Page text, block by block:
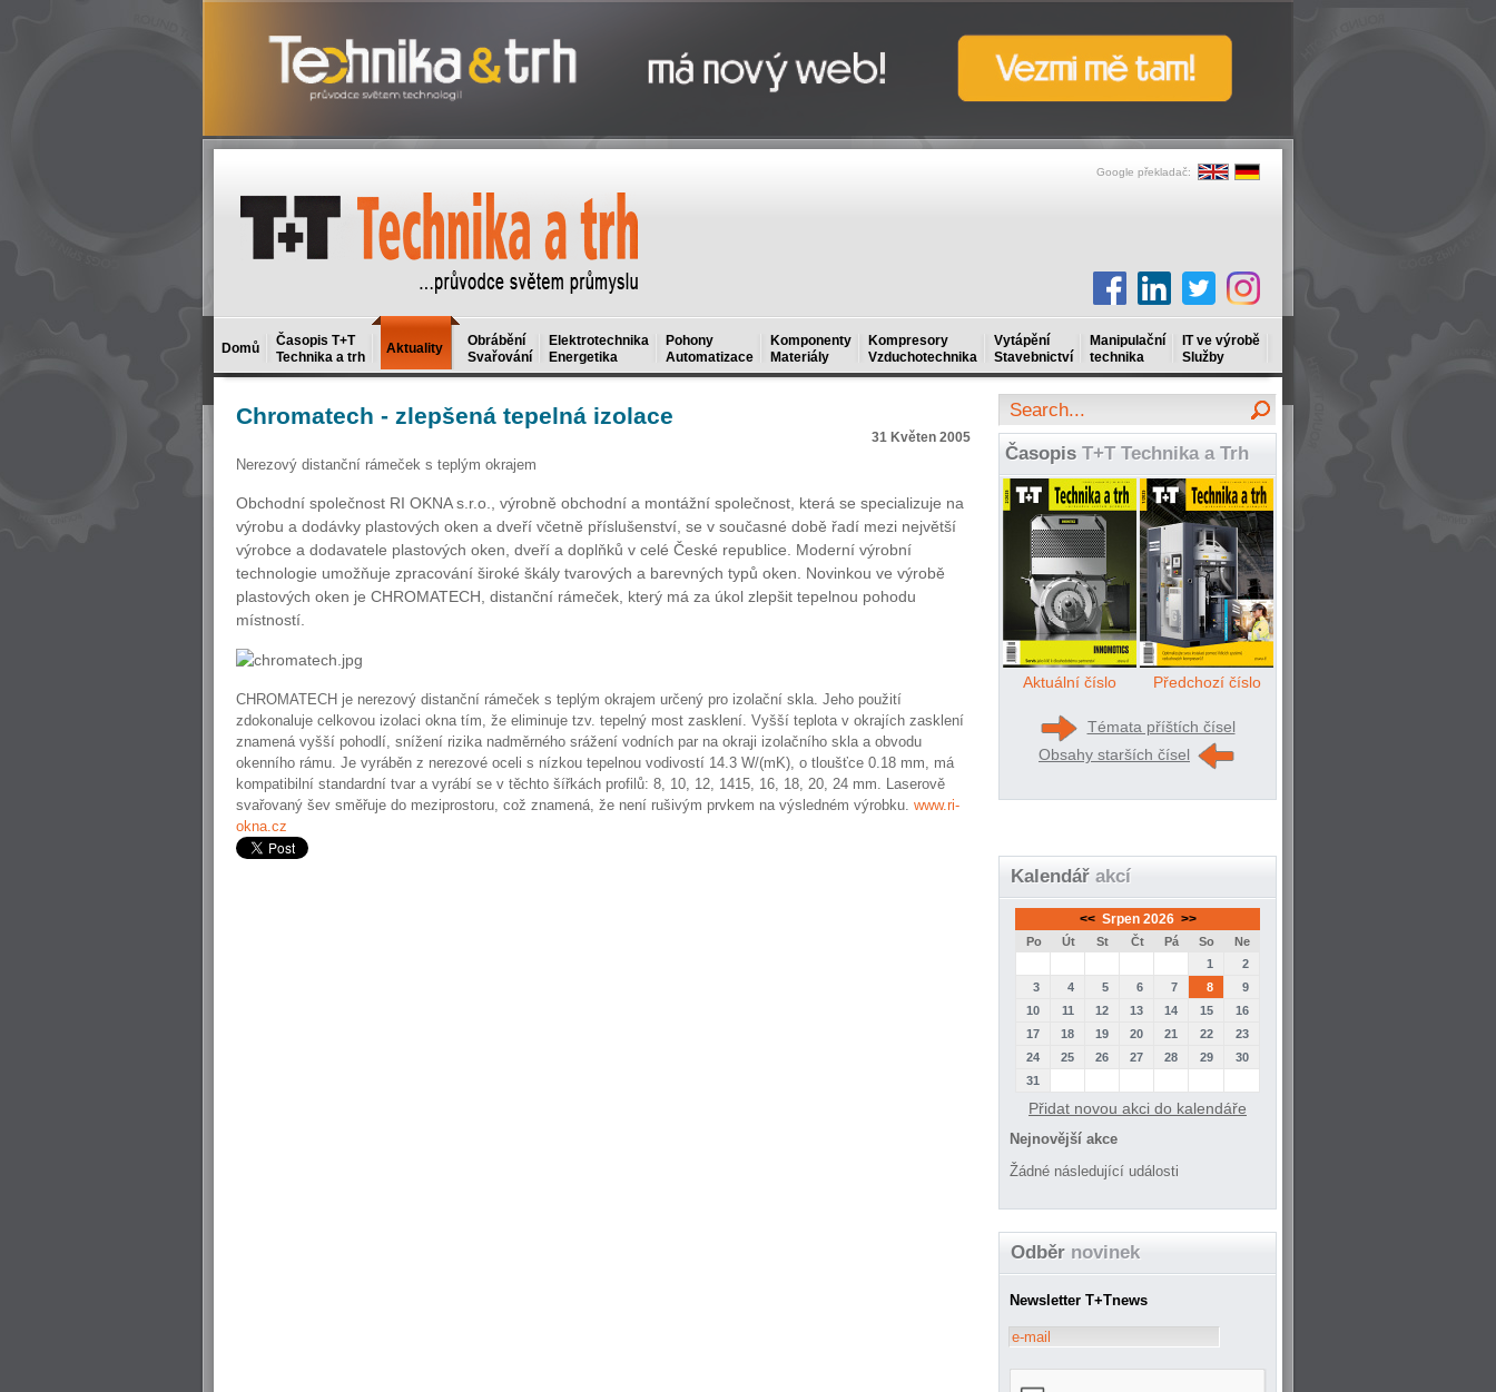
Google překladač:
Domů
Časopis T+T
Technika a trh
Aktuality
Obrábění
Svařování
Elektrotechnika
Energetika
Pohony
Automatizace
Komponenty
Materiály
Kompresory
Vzduchotechnika
Vytápění
Stavebnictví
Manipulační
technika
IT ve výrobě
Služby
Chromatech - zlepšená tepelná izolace
31 Květen 2005
Nerezový distanční rámeček s teplým okrajem
Obchodní společnost RI OKNA s.r.o., výrobně obchodní a montážní společnost, která se specializuje na
výrobu a dodávky plastových oken a dveří včetně příslušenství, se v současné době řadí mezi největší
výrobce a dodavatele plastových oken, dveří a doplňků v celé České republice. Moderní výrobní
technologie umožňuje zpracování široké škály tvarových a barevných typů oken. Novinkou ve výrobě
plastových oken je CHROMATECH, distanční rámeček, který má za úkol zlepšit tepelnou pohodu
místností.
CHROMATECH je nerezový distanční rámeček s teplým okrajem určený pro izolační skla. Jeho použití
zdokonaluje celkovou izolaci okna tím, že eliminuje tzv. tepelný most zasklení. Vyšší teplota v okrajích zasklení
znamená vyšší pohodlí, snížení rizika nadměrného srážení vodních par na okraji izolačního skla a obvodu
okenního rámu. Je vyráběn z nerezové oceli s nízkou tepelnou vodivostí 14.3 W/(mK), o tloušťce 0.18 mm, má
kompatibilní standardní tvar a vyrábí se v těchto šířkách profilů: 8, 10, 12, 1415, 16, 18, 20, 24 mm. Laserově
svařovaný šev směřuje do meziprostoru, což znamená, že není rušivým prvkem na výsledném výrobku. www.ri-
okna.cz
Časopis T+T Technika a Trh
Aktuální číslo Předchozí číslo
Témata příštích čísel
Obsahy starších čísel
Kalendář akcí
<< Srpen 2026 >>
Po Út St Čt Pá So
Ne
1
2
3
4 5 6 7 8
9
10
11 12 13 14 15
16
17
18 19 20 21 22
23
24
25 26 27 28 29
30
31
Přidat novou akci do kalendáře
Nejnovější akce
Žádné následující události
Odběr novinek
Newsletter T+Tnews